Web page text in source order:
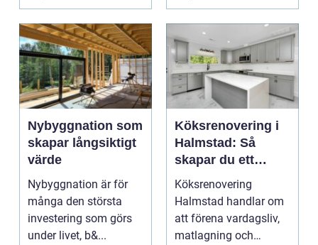
undan ...
Nybyggnation som
skapar långsiktigt
värde
Nybyggnation är för
många den största
investering som görs
under livet, b&...
Köksrenovering i
Halmstad: Så
skapar du ett
funktionellt och
trivsamt kök
Köksrenovering
Halmstad handlar om
att förena vardagsliv,
matlagning och